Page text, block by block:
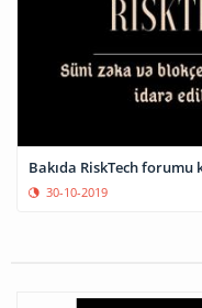
Bakıda RiskTech
30-10-2019